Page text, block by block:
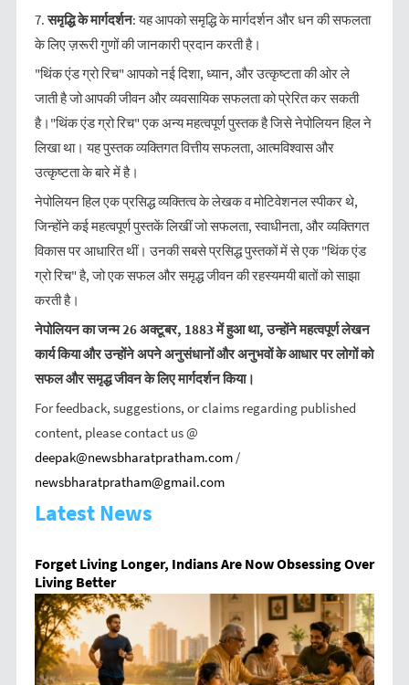
7.समृद्धि के मार्गदर्शन: यह आपको समृद्धि के मार्गदर्शन और धन की सफलता
के लिए ज़रूरी गुणों की जानकारी प्रदान करती है।
"थिंक एंड ग्रो रिच" आपको नई दिशा, ध्यान, और उत्कृष्टता की ओर ले
जाती है जो आपकी जीवन और व्यवसायिक सफलता को प्रेरित कर सकती
है।"थिंक एंड ग्रो रिच" एक अन्य महत्वपूर्ण पुस्तक है जिसे नेपोलियन हिल ने
लिखा था। यह पुस्तक व्यक्तिगत वित्तीय सफलता, आत्मविश्वास और
उत्कृष्टता के बारे में है।
नेपोलियन हिल एक प्रसिद्ध व्यक्तित्व के लेखक व मोटिवेशनल स्पीकर थे,
जिन्होंने कई महत्वपूर्ण पुस्तकें लिखीं जो सफलता, स्वाधीनता, और व्यक्तिगत
विकास पर आधारित थीं। उनकी सबसे प्रसिद्ध पुस्तकों में से एक "थिंक एंड
ग्रो रिच" है, जो एक सफल और समृद्ध जीवन की रहस्यमयी बातों को साझा
करती है।
नेपोलियन का जन्म 26 अक्टूबर, 1883 में हुआ था, उन्होंने महत्वपूर्ण लेखन
कार्य किया और उन्होंने अपने अनुसंधानों और अनुभवों के आधार पर लोगों को
सफल और समृद्ध जीवन के लिए मार्गदर्शन किया।
For feedback, suggestions, or claims regarding published
content, please contact us @
deepak@newsbharatpratham.com /
newsbharatpratham@gmail.com
Latest News
Forget Living Longer, Indians Are Now Obsessing Over
Living Better